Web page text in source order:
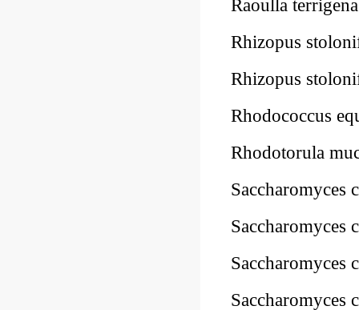
Raoulla
Rhizopus
Rhizopus
Rhodococcus
Rhodotorula